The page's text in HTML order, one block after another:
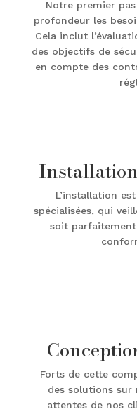
Notre premier
profondeur les
Cela inclut
des objectifs de
en compte des
L’installation
spécialisées, qui
soit
Forts de cette
des solutions sur
attentes de nos